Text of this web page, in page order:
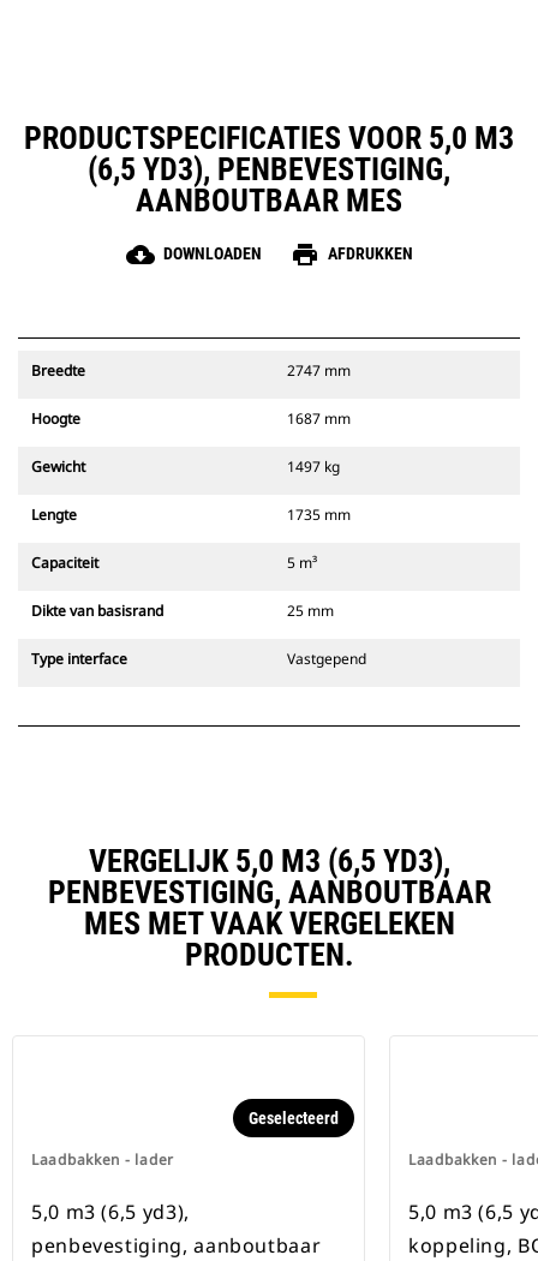
PRODUCTSPECIFICATIES VOOR 5,0 M3
(6,5 YD3), PENBEVESTIGING,
AANBOUTBAAR MES
cloud_download DOWNLOADEN print AFDRUKKEN
Breedte 2747 mm
Hoogte 1687 mm
Gewicht 1497 kg
Lengte 1735 mm
Capaciteit 5 m³
Dikte van basisrand 25 mm
Type interface Vastgepend
VERGELIJK 5,0 M3 (6,5 YD3),
PENBEVESTIGING, AANBOUTBAAR
MES MET VAAK VERGELEKEN
PRODUCTEN.
Laadbakken - lader
Geselecteerd
5,0 m3 (6,5 yd3),
penbevestiging, aanboutbaar
Laadbakken -
5,0 m3 (6,5
koppeling,